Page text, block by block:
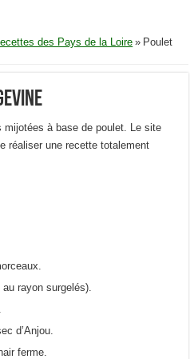
des Pays de la Loire » Poulet
à base de poulet. Le site
réaliser une recette totalement
rayon surgelés).
d’Anjou.
ferme.